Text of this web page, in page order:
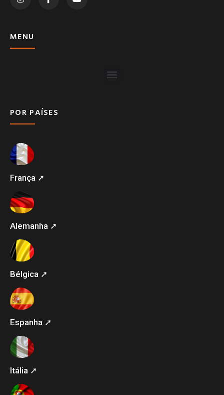
MENU
POR PAÍSES
França ➚
Alemanha ➚
Bélgica ➚
Espanha ➚
Itália ➚